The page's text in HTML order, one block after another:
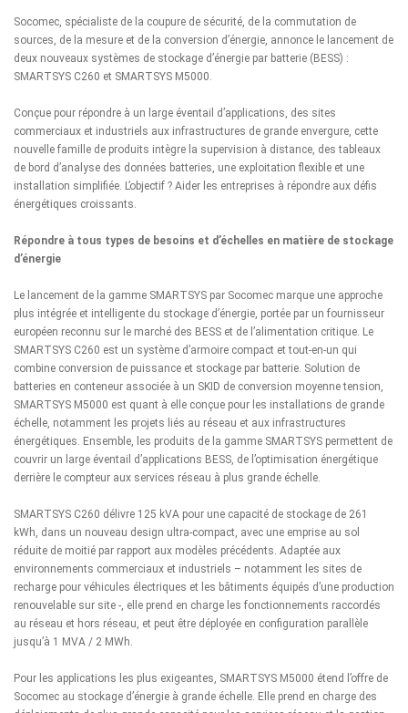
Socomec, spécialiste de la coupure de sécurité, de la commutation de
sources, de la mesure et de la conversion d’énergie, annonce le lancement de
deux nouveaux systèmes de stockage d’énergie par batterie (BESS) :
SMARTSYS C260 et SMARTSYS M5000.
Conçue pour répondre à un large éventail d’applications, des sites
commerciaux et industriels aux infrastructures de grande envergure, cette
nouvelle famille de produits intègre la supervision à distance, des tableaux
de bord d’analyse des données batteries, une exploitation flexible et une
installation simplifiée. L’objectif ? Aider les entreprises à répondre aux défis
énergétiques croissants.
Répondre à tous types de besoins et d’échelles en matière de stockage
d’énergie
Le lancement de la gamme SMARTSYS par Socomec marque une approche
plus intégrée et intelligente du stockage d’énergie, portée par un fournisseur
européen reconnu sur le marché des BESS et de l’alimentation critique. Le
SMARTSYS C260 est un système d’armoire compact et tout-en-un qui
combine conversion de puissance et stockage par batterie. Solution de
batteries en conteneur associée à un SKID de conversion moyenne tension,
SMARTSYS M5000 est quant à elle conçue pour les installations de grande
échelle, notamment les projets liés au réseau et aux infrastructures
énergétiques. Ensemble, les produits de la gamme SMARTSYS permettent de
couvrir un large éventail d’applications BESS, de l’optimisation énergétique
derrière le compteur aux services réseau à plus grande échelle.
SMARTSYS C260 délivre 125 kVA pour une capacité de stockage de 261
kWh, dans un nouveau design ultra-compact, avec une emprise au sol
réduite de moitié par rapport aux modèles précédents. Adaptée aux
environnements commerciaux et industriels – notamment les sites de
recharge pour véhicules électriques et les bâtiments équipés d’une production
renouvelable sur site -, elle prend en charge les fonctionnements raccordés
au réseau et hors réseau, et peut être déployée en configuration parallèle
jusqu’à 1 MVA / 2 MWh.
Pour les applications les plus exigeantes, SMARTSYS M5000 étend l’offre de
Socomec au stockage d’énergie à grande échelle. Elle prend en charge des